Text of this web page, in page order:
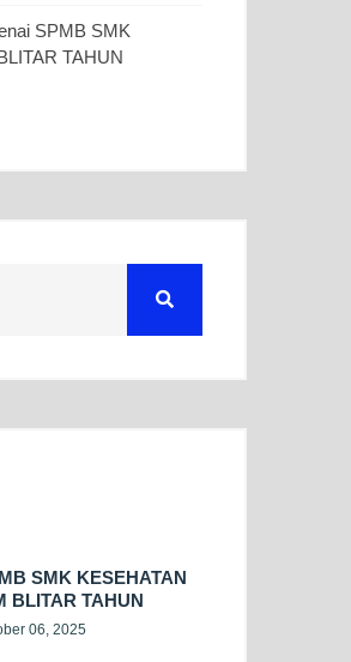
SPMB SMK
TAHUN
SMK KESEHATAN
BLITAR TAHUN
06, 2025